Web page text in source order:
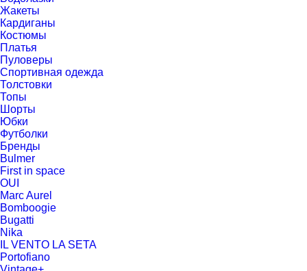
Жакеты
Кардиганы
Костюмы
Платья
Пуловеры
Спортивная одежда
Толстовки
Топы
Шорты
Юбки
Футболки
Бренды
Bulmer
First in space
OUI
Marc Aurel
Bomboogie
Bugatti
Nika
IL VENTO LA SETA
Portofiano